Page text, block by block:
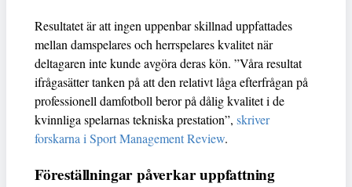
Resultatet är att ingen uppenbar skillnad uppfattades
mellan damspelares och herrspelares kvalitet när
deltagaren inte kunde avgöra deras kön. ”Våra resultat
ifrågasätter tanken på att den relativt låga efterfrågan på
professionell damfotboll beror på dålig kvalitet i de
kvinnliga spelarnas tekniska prestation”, skriver
forskarna i Sport Management Review.
Föreställningar påverkar uppfattning